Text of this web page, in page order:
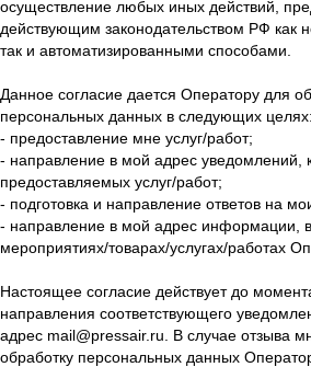
осуществление любых иных действий,
действующим законодательством РФ как
так и автоматизированными способами.
Данное согласие дается Оператору для
персональных данных в следующих целях:
- предоставление мне услуг/работ;
- направление в мой адрес уведомлений,
предоставляемых услуг/работ;
- подготовка и направление ответов на
- направление в мой адрес информации,
мероприятиях/товарах/услугах/работах
Настоящее согласие действует до
направления соответствующего
адрес mail@pressair.ru. В случае отзыва
обработку персональных данных